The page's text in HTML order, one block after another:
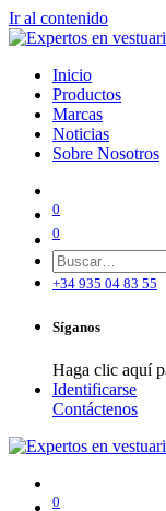
Ir al contenido
Inicio
Productos
Marcas
Noticias
Sobre Nosotros
0
0
+34 935 04 83 55
Síganos
Haga clic aquí
Identificarse
Contáctenos
0